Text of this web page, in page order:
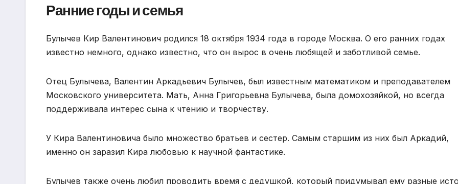
Ранние годы и семья
Булычев Кир Валентинович родился 18 октября 1934 года в городе Москва. О его ранних годах
известно немного, однако известно, что он вырос в очень любящей и заботливой семье.
Отец Булычева, Валентин Аркадьевич Булычев, был известным математиком и преподавателем
Московского университета. Мать, Анна Григорьевна Булычева, была домохозяйкой, но всегда
поддерживала интерес сына к чтению и творчеству.
У Кира Валентиновича было множество братьев и сестер. Самым старшим из них был Аркадий,
именно он заразил Кира любовью к научной фантастике.
Булычев также очень любил проводить время с дедушкой, который придумывал ему разные